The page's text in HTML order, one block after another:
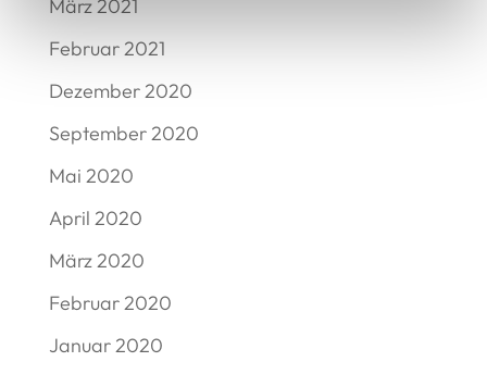
März 2021
Februar 2021
Dezember 2020
September 2020
Mai 2020
April 2020
März 2020
Februar 2020
Januar 2020